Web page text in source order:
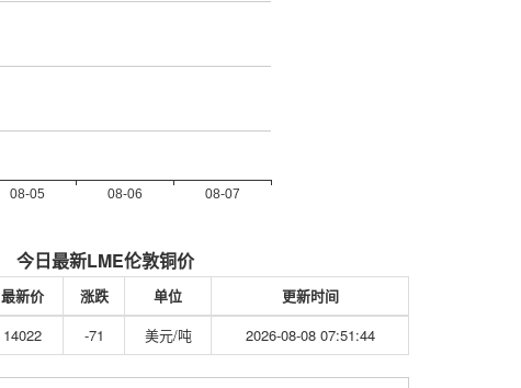
今日最新LME伦敦铜价
最新价 涨跌 单位
更新时间
14022 -71 美元/吨 2026-08-08 07:51:44